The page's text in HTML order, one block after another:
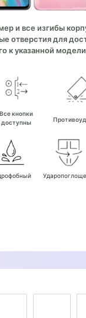
и все изгибы
отверстия для
к указанной
Все кнопки
доступны